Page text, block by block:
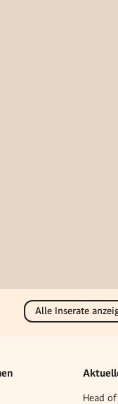
Alle Inserate
Head